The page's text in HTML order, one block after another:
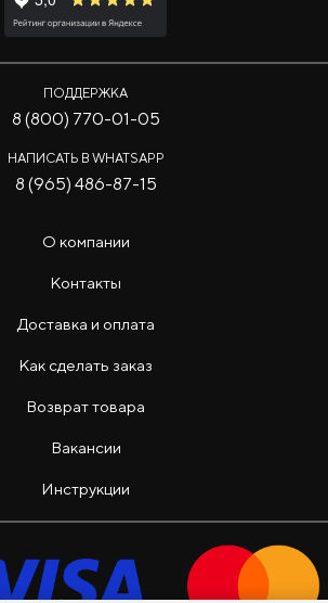
ПОДДЕРЖКА
8 (800) 770-01-05
НАПИСАТЬ В WHATSAPP
8 (965) 486-87-15
О компании
Контакты
Доставка и оплата
Как сделать заказ
Возврат товара
Вакансии
Инструкции